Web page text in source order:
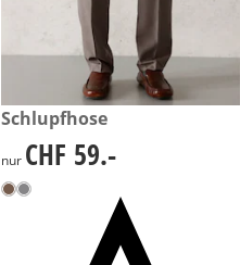
CHF 59.-
Schlupfhose
CHF 59.-
nur CHF 59.-